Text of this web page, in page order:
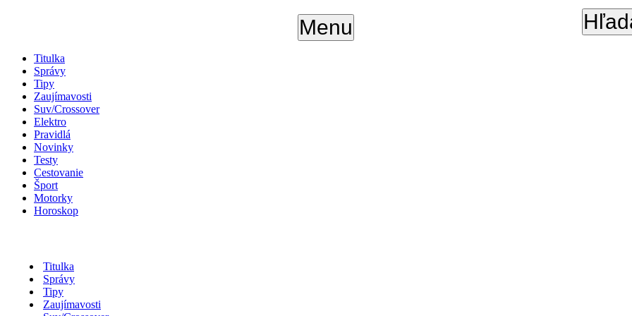
Menu
Titulka
Správy
Tipy
Zaujímavosti
Suv/Crossover
Elektro
Pravidlá
Novinky
Testy
Cestovanie
Šport
Motorky
Horoskop
Titulka
Správy
Tipy
Zaujímavosti